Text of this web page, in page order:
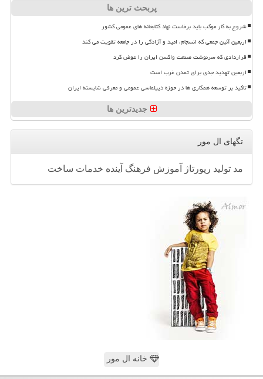
پربحث ترین ها
شروع به کار موکب باید برخاست نهاد کتابخانه های عمومی کشور
اربعین آئین جمعی که انسجام، امید و آزادگی را در جامعه تقویت می کند
قراردادی که سرنوشت صنعت واکسن ایران را عوض کرد
اربعین تهدید جدی برای تمدن غرب است
تاکید بر توسعه همکاری ها در حوزه دیپلماسی عمومی و معرفی شایسته ایران
جدیدترین ها
تگهای ال مور
مد تولید رپورتاژ آموزش فرهنگ آینده خدمات ساخت
خانه ال مور